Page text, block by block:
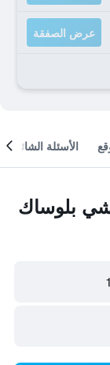
عرض الصفقة
الأسئلة الشائعة
بلوساك